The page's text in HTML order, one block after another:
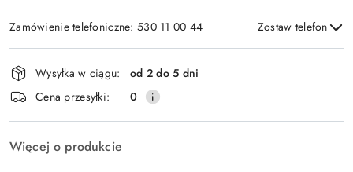
Zamówienie telefoniczne: 530 11 00 44 Zostaw telefon
Wyślij
Dostępność
i
dostawa
Wysyłka w ciągu:
od 2 do 5 dni
Cena przesyłki:
0
Więcej o produkcie